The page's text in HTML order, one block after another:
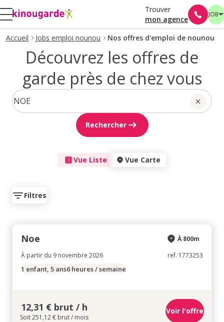
Trouver
mon agence
JOB
Accueil Jobs emploi nounou Nos offres d'emploi de nounou
Découvrez les offres de
garde près de chez vous
Rechercher
Vue Liste Vue Carte
Filtres
Noe
À partir du 9 novembre 2026
À 800m
ref. 1773253
1 enfant, 5 ans6 heures / semaine
12,31 € brut / h
Soit 251,12 € brut / mois
Voir l'offre